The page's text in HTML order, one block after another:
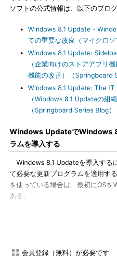
ソフトの公式情報は、以下のブロ
Windows 8.1 Update -
ての重要な改良（マイクロソ
Windows 8.1 Update:
（企業向けのストアアプリ
機能の改善）（Springboard
Windows 8.1 Update: The IT
（Windows 8.1 Updateの組
（Springboard Series Blog）
Windows UpdateでWindows
ラムを導入する
Windows 8.1 Updateを導入する
て必要な更新プログラムを適用す
を使っている場合は、最初にOSを
ある。
会員登録（無料）が必要です